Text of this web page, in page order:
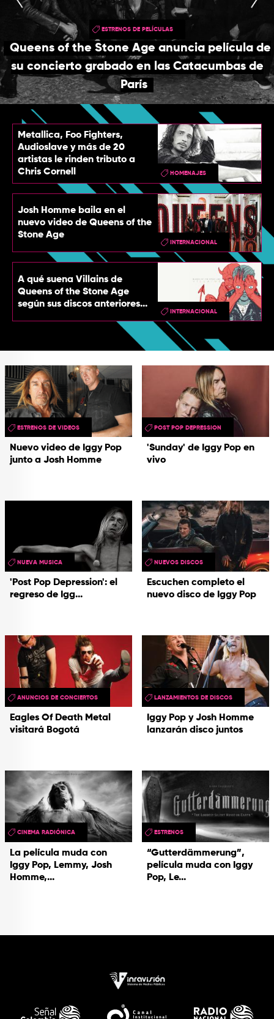
TOP
QUIÉNES SOMOS
CONTACTO
ESTRENOS DE PELÍCULAS
Queens of the Stone Age anuncia película de
su concierto grabado en las Catacumbas de
París
Metallica, Foo Fighters,
Audioslave y más de 20
artistas le rinden tributo a
Chris Cornell
HOMENAJES
Josh Homme baila en el
nuevo video de Queens of the
Stone Age
INTERNACIONAL
A qué suena Villains de
Queens of the Stone Age
según sus discos anteriores...
INTERNACIONAL
Nuevo video de Iggy Pop
junto a Josh Homme
ESTRENOS DE VIDEOS
'Sunday' de Iggy Pop en
vivo
POST POP DEPRESSION
'Post Pop Depression': el
regreso de Igg...
NUEVA MUSICA
Escuchen completo el
nuevo disco de Iggy Pop
NUEVOS DISCOS
Eagles Of Death Metal
visitará Bogotá
ANUNCIOS DE CONCIERTOS
Iggy Pop y Josh Homme
lanzarán disco juntos
LANZAMIENTOS DE DISCOS
La película muda con
Iggy Pop, Lemmy, Josh
Homme,...
CINEMA RADIÓNICA
“Gutterdämmerung”,
película muda con Iggy
Pop, Le...
ESTRENOS